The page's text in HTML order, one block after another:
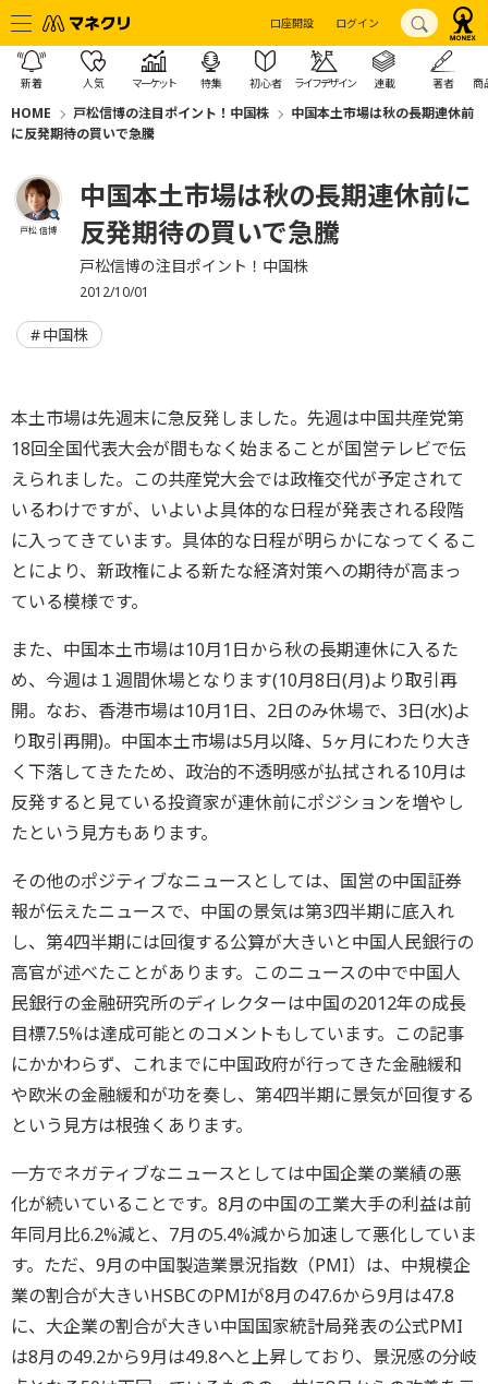
口座開設 ログイン
新着 人気 マーケット 特集 初心者 ライフデザイン 連載 著者 商
HOME 戸松信博の注目ポイント！中国株
中国本土市場は秋の長期連休前
に反発期待の買いで急騰
戸松 信博
中国本土市場は秋の長期連休前に
反発期待の買いで急騰
戸松信博の注目ポイント！中国株
2012/10/01
中国株
本土市場は先週末に急反発しました。先週は中国共産党第
18回全国代表大会が間もなく始まることが国営テレビで伝
えられました。この共産党大会では政権交代が予定されて
いるわけですが、いよいよ具体的な日程が発表される段階
に入ってきています。具体的な日程が明らかになってくるこ
とにより、新政権による新たな経済対策への期待が高まっ
ている模様です。
また、中国本土市場は10月1日から秋の長期連休に入るた
め、今週は１週間休場となります(10月8日(月)より取引再
開。なお、香港市場は10月1日、2日のみ休場で、3日(水)よ
り取引再開)。中国本土市場は5月以降、5ヶ月にわたり大き
く下落してきたため、政治的不透明感が払拭される10月は
反発すると見ている投資家が連休前にポジションを増やし
たという見方もあります。
その他のポジティブなニュースとしては、国営の中国証券
報が伝えたニュースで、中国の景気は第3四半期に底入れ
し、第4四半期には回復する公算が大きいと中国人民銀行の
高官が述べたことがあります。このニュースの中で中国人
民銀行の金融研究所のディレクターは中国の2012年の成長
目標7.5%は達成可能とのコメントもしています。この記事
にかかわらず、これまでに中国政府が行ってきた金融緩和
や欧米の金融緩和が功を奏し、第4四半期に景気が回復する
という見方は根強くあります。
一方でネガティブなニュースとしては中国企業の業績の悪
化が続いていることです。8月の中国の工業大手の利益は前
年同月比6.2%減と、7月の5.4%減から加速して悪化していま
す。ただ、9月の中国製造業景況指数（PMI）は、中規模企
業の割合が大きいHSBCのPMIが8月の47.6から9月は47.8
に、大企業の割合が大きい中国国家統計局発表の公式PMI
は8月の49.2から9月は49.8へと上昇しており、景況感の分岐